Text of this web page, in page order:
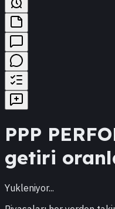
PPP
getiri
Yukleniyor...